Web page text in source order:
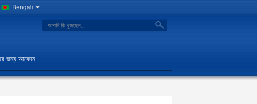
Bengali
search
জন্য আবেদন